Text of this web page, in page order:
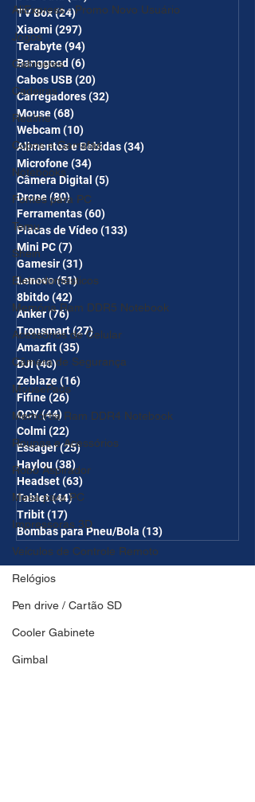
AliExpress - Promo Novo Usuário
Jogos
Gabinetes
Cadeiras
Realme
Copos e Garrafas
Notebooks
Fontes para PC
Temu
Shein
Eletrodomésticos
Memória Ram DDR5 Notebook
Acessórios de Celular
Câmera de Segurança
MousePads
Memórtia Ram DDR4 Notebook
Roupas e Acessórios
Robô Aspirador
Mesa para PC
Impressoras 3D
Veículos de Controle Remoto
Relógios
Pen drive / Cartão SD
Cooler Gabinete
Gimbal
TV Box(24)24 posts
Xiaomi (297)
Terabyte(94)
Banggood (6)
Cabos USB(20)
Carregadores(32)
Mouse(68)
Webcam(10)
Alimentos e Bebidas(34)
Microfone(34)
Câmera Digital (5)
Drone(80)80 posts
Ferramentas(60)
Placas de Vídeo(133)
Mini PC(7)
Gamesir(31)
Lenovo(51)51 posts
8bitdo(42)
Anker(76)76 posts
Tronsmart(27)27 posts
Amazfit(35)
DJI(40)40 posts
Zeblaze(16)
Fifine(26)
QCY(44)44 posts
Colmi (22)
Essager(25)25 posts
Haylou(38) 38 posts
Headset(63)
Tablet(44)44 posts
Tribit(17)
Bombas para Pneu/Bola (13)